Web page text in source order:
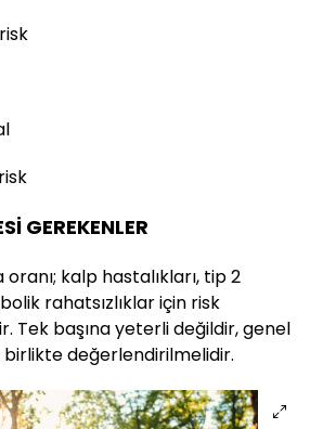
GEREKENLER
kalp hastalıkları, tip 2
rahatsızlıklar için risk
Tek başına yeterli değildir, genel
birlikte değerlendirilmelidir.